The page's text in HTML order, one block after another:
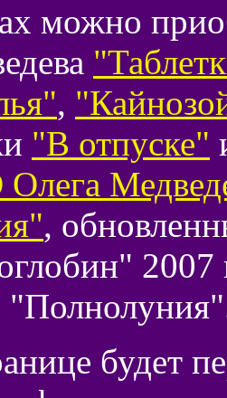
можно
,
"В отпуске"
,
2007
будет